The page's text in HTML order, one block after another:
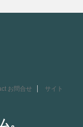
お問合せ
サイト
。